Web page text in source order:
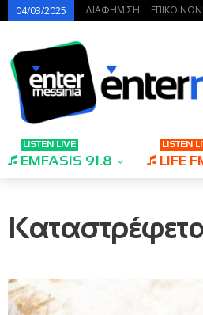
04/03/2025 ΔΙΑΦΗΜΙΣΗ
EMFASIS 91.8
LISTEN LIVE
LIFE
LISTEN